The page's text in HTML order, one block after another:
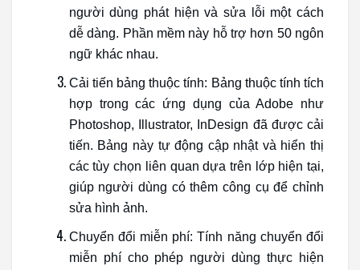
người dùng phát hiện và sửa lỗi một cách
dễ dàng. Phần mềm này hỗ trợ hơn 50 ngôn
ngữ khác nhau.
Cải tiến bảng thuộc tính: Bảng thuộc tính tích
hợp trong các ứng dụng của Adobe như
Photoshop, Illustrator, InDesign đã được cải
tiến. Bảng này tự động cập nhật và hiển thị
các tùy chọn liên quan dựa trên lớp hiện tại,
giúp người dùng có thêm công cụ để chỉnh
sửa hình ảnh.
Chuyển đổi miễn phí: Tính năng chuyển đổi
miễn phí cho phép người dùng thực hiện